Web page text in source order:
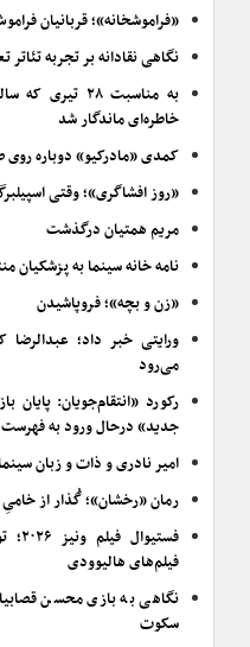
«فراموشخانه»؛ قربانیان
نگاهی نقادانه بر تجربه
به مناسبت ۲۸
خاطره‌ای ماندگار شد
کمدی «مادرکیو» دوباره
«روز افشاگری»؛ وقتی
مریم همتیان درگذشت
نامه خانه سینما به
«زن و بچه»؛ فروپاشیدن
ورایتی خبر داد؛
می‌رود
رکورد «انتقام‌جویان:
جدید» درحال ورود به
امیر نادری و ذات و زبان
رمان «رخشان»؛ گُذار از
فیلم‌های هالیوودی
نگاهی به بازی محسن
سکوت